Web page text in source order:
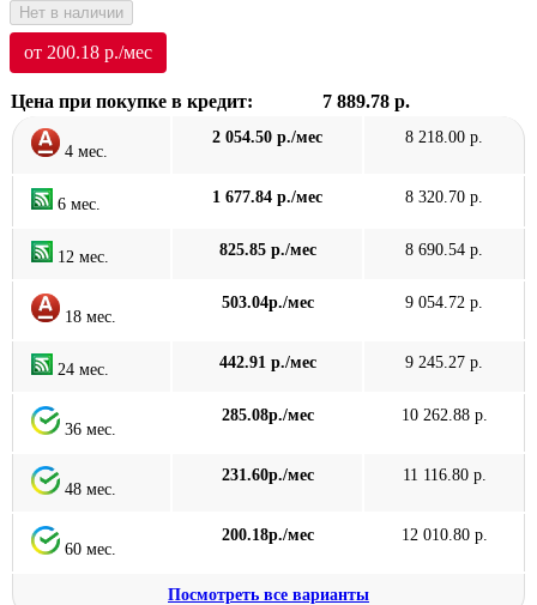
Нет в наличии
от 200.18 р./мес
Цена при покупке в кредит: 7 889.78 р.
4 мес.
2 054.50 р./мес 8 218.00 р.
6 мес. 1 677.84 р./мес 8 320.70 р.
12 мес. 825.85 р./мес 8 690.54 р.
18 мес.
503.04р./мес 9 054.72 р.
24 мес. 442.91 р./мес 9 245.27 р.
36 мес.
285.08р./мес 10 262.88 р.
48 мес.
231.60р./мес 11 116.80 р.
60 мес.
200.18р./мес 12 010.80 р.
Посмотреть все варианты